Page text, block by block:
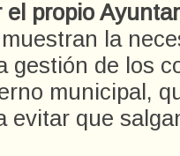
el propio
la
gestión de los
municipal,
evitar que